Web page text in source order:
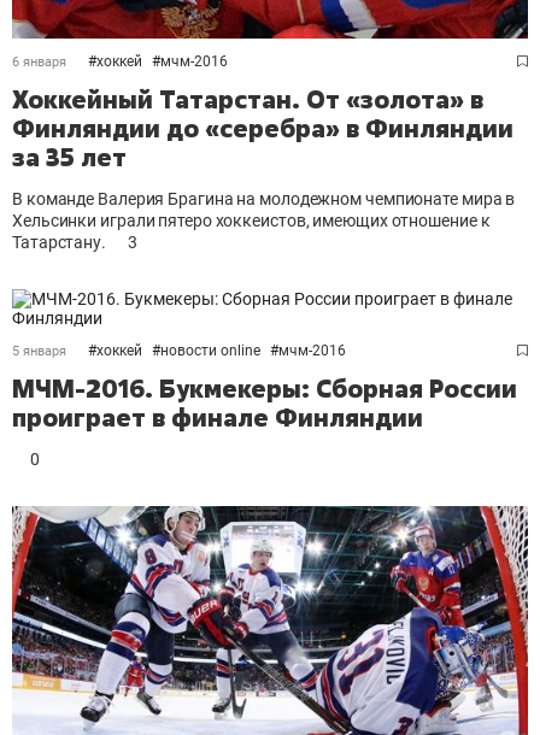
6 января #хоккей #мчм-2016
Хоккейный Татарстан. От «золота» в
Финляндии до «серебра» в Финляндии
за 35 лет
В команде Валерия Брагина на молодежном чемпионате мира в
Хельсинки играли пятеро хоккеистов, имеющих отношение к
Татарстану.
3
5 января #хоккей #новости online #мчм-2016
МЧМ-2016. Букмекеры: Сборная России
проиграет в финале Финляндии
0